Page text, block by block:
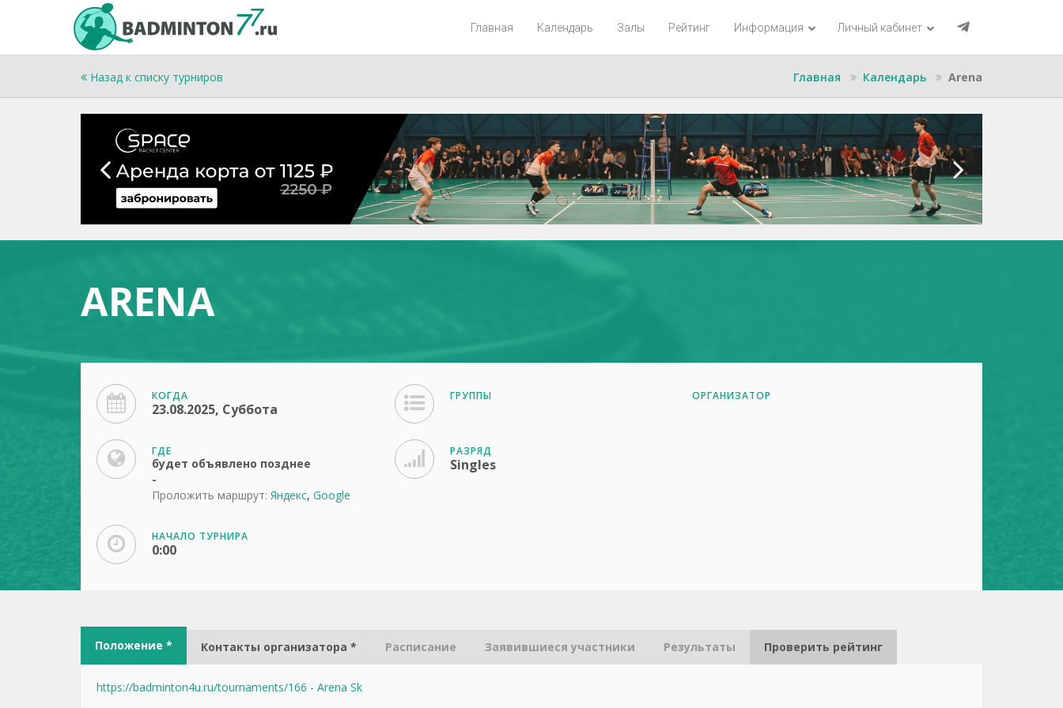
Главная Календарь Залы Рейтинг Информация Личный кабинет
Назад к списку турниров Главная Календарь Arena
ARENA
КОГДА
23.08.2025, Суббота
ГДЕ
будет объявлено позднее
-
Проложить маршрут: Яндекс, Google
НАЧАЛО ТУРНИРА
0:00
ГРУППЫ
РАЗРЯД
Singles
ОРГАНИЗАТОР
Положение * Контакты организатора * Расписание Заявившиеся участники Результаты Проверить рейтинг
https://badminton4u.ru/tournaments/166 - Arena Sk